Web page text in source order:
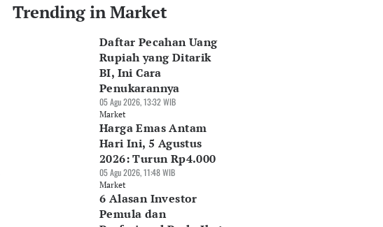
Trending in Market
Daftar Pecahan Uang
Rupiah yang Ditarik
BI, Ini Cara
Penukarannya
05 Agu 2026, 13:32 WIB
Market
Harga Emas Antam
Hari Ini, 5 Agustus
2026: Turun Rp4.000
05 Agu 2026, 11:48 WIB
Market
6 Alasan Investor
Pemula dan